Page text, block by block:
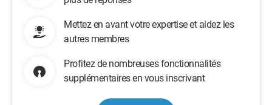
Mettez en avant votre expertise et aidez les
autres membres
Profitez de nombreuses fonctionnalités
supplémentaires en vous inscrivant